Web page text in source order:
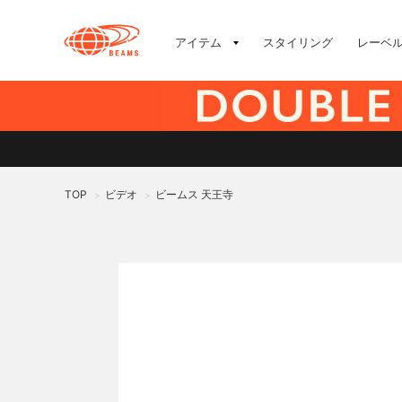
アイテム スタイリング レーベ
TOP > ビデオ > ビームス 天王寺